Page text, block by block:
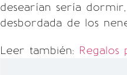
desearían sería
desbordada de los
Leer también: